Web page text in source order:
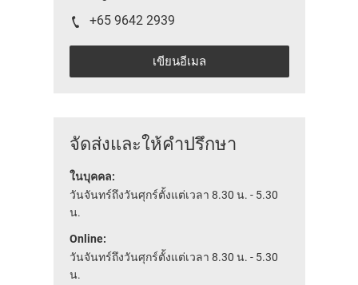
+65 9642 2939
เขียนอีเมล
จัดส่งและให้คำปรึกษา
ในบุคคล:
วันจันทร์ถึงวันศุกร์ตั้งแต่เวลา 8.30 น. - 5.30
น.
Online:
วันจันทร์ถึงวันศุกร์ตั้งแต่เวลา 8.30 น. - 5.30
น.